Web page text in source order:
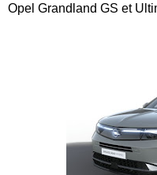
Opel Grandland GS et